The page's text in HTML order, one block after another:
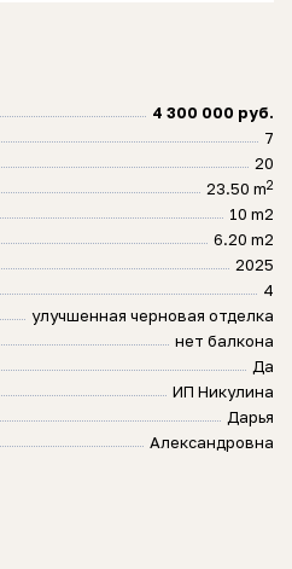
4 300 000 руб.
7
20
23.50 m2
10 m2
6.20 m2
2025
4
улучшенная черновая отделка
нет балкона
Да
ИП Никулина
Дарья
Александровна